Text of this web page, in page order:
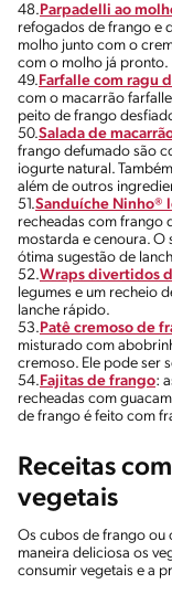
48. Parpadelli ao
refogados de frango e
molho junto com o
com o molho já pronto.
49. Farfalle com ragu
com o macarrão
peito de frango
50.Salada de
frango defumado são
iogurte natural.
além de outros
51.Sanduíche Ninho®
recheadas com frango
mostarda e cenoura. O
ótima sugestão de
52.Wraps divertidos
legumes e um recheio
lanche rápido.
53. Patê cremoso de
misturado com
cremoso. Ele pode ser
54. Fajitas de frango:
recheadas com
de frango é feito com
Receitas
vegetais
Os cubos de frango ou
maneira deliciosa os
consumir vegetais e a